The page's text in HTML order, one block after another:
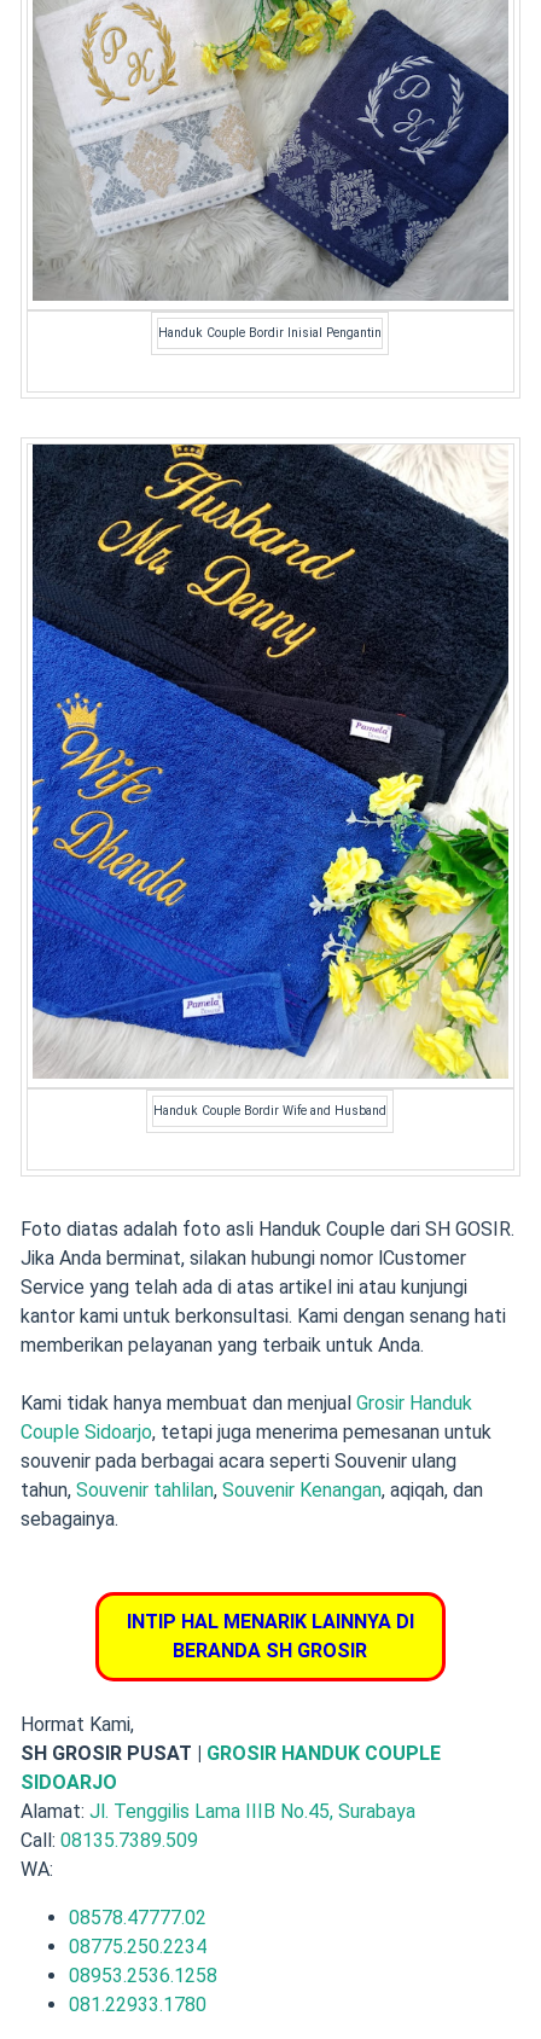
Handuk Couple Bordir Inisial Pengantin
Handuk Couple Bordir Wife and Husband
Foto diatas adalah foto asli Handuk Couple dari SH GOSIR.
Jika Anda berminat, silakan hubungi nomor lCustomer
Service yang telah ada di atas artikel ini atau kunjungi
kantor kami untuk berkonsultasi. Kami dengan senang hati
memberikan pelayanan yang terbaik untuk Anda.
Kami tidak hanya membuat dan menjual Grosir Handuk
Couple Sidoarjo, tetapi juga menerima pemesanan untuk
souvenir pada berbagai acara seperti Souvenir ulang
tahun, Souvenir tahlilan, Souvenir Kenangan, aqiqah, dan
sebagainya.
INTIP HAL MENARIK LAINNYA DI
BERANDA SH GROSIR
Hormat Kami,
SH GROSIR PUSAT | GROSIR HANDUK COUPLE
SIDOARJO
Alamat: Jl. Tenggilis Lama IIIB No.45, Surabaya
Call: 08135.7389.509
WA:
08578.47777.02
08775.250.2234
08953.2536.1258
081.22933.1780